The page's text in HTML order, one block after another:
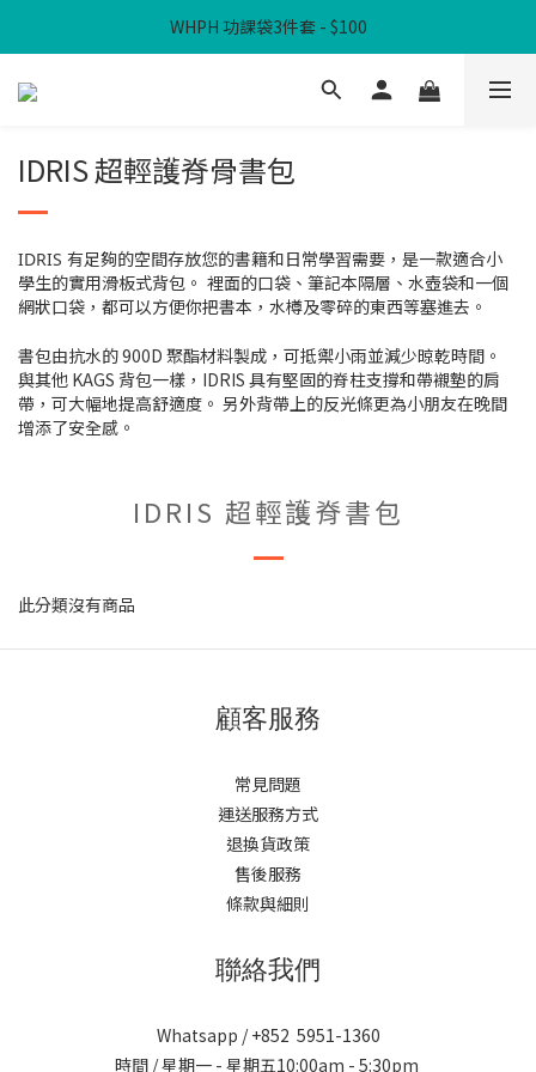
滿$300免本地運費
WHPH 功課袋3件套 - $100
滿$300免本地運費
IDRIS 超輕護脊骨書包
IDRIS 有足夠的空間存放您的書籍和日常學習需要，是一款適合小
學生的實用滑板式背包。 裡面的口袋、筆記本隔層、水壺袋和一個
網狀口袋，都可以方便你把書本，水樽及零碎的東西等塞進去。
書包由抗水的 900D 聚酯材料製成，可抵禦小雨並減少晾乾時間。
與其他 KAGS 背包一樣，IDRIS 具有堅固的脊柱支撐和帶襯墊的肩
帶，可大幅地提高舒適度。 另外背帶上的反光條更為小朋友在晚間
增添了安全感。
IDRIS 超輕護脊書包
此分類沒有商品
顧客服務
常見問題
運送服務方式
退換貨政策
售後服務
條款與細則
聯絡我們
Whatsapp / +852 5951-1360
時間 / 星期一 - 星期五10:00am - 5:30pm